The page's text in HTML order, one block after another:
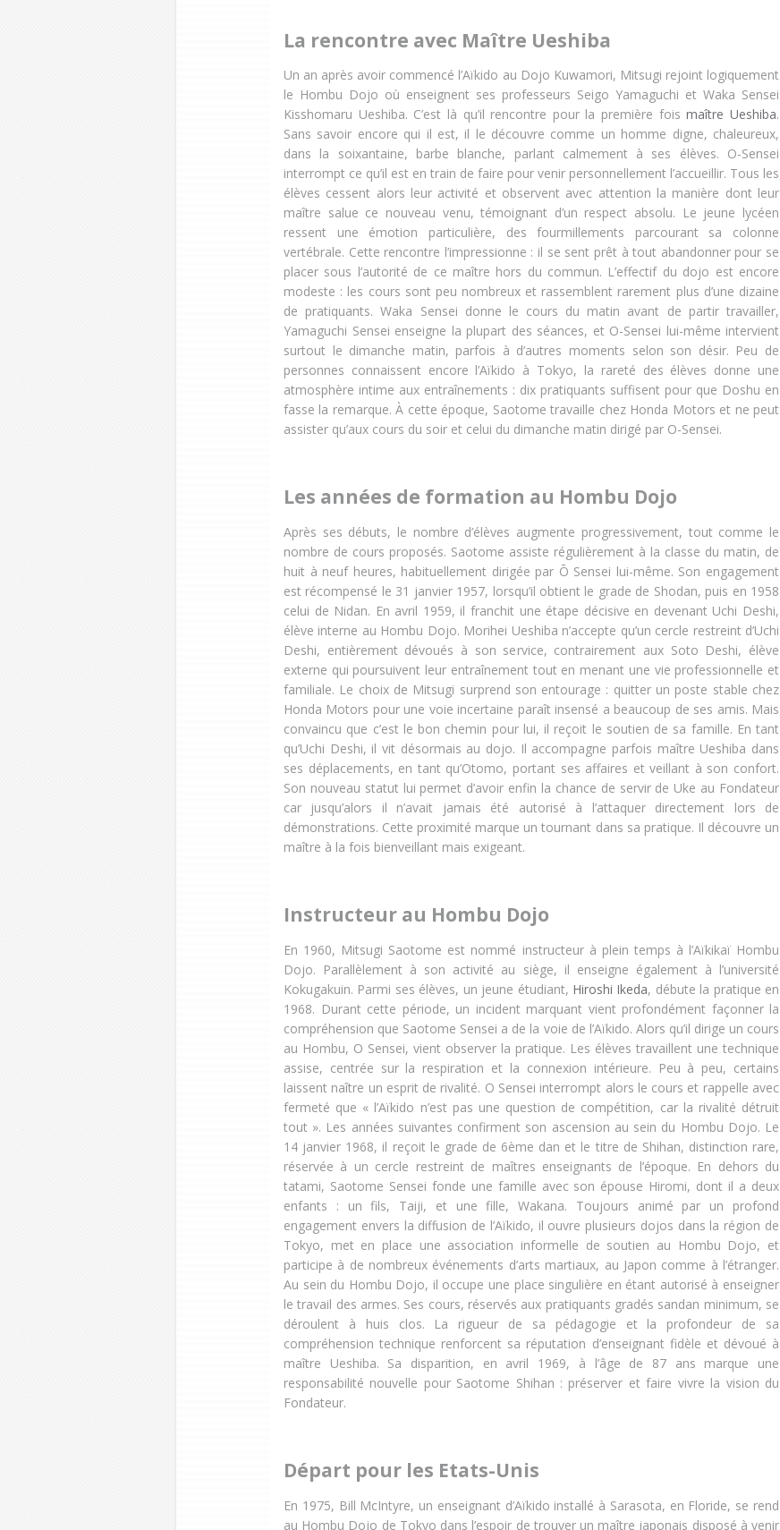
La rencontre avec Maître Ueshiba
Un an après avoir commencé l’Aïkido au Dojo Kuwamori, Mitsugi rejoint logiquement
le Hombu Dojo où enseignent ses professeurs Seigo Yamaguchi et Waka Sensei
Kisshomaru Ueshiba. C’est là qu’il rencontre pour la première foismaître Ueshiba.
Sans savoir encore qui il est, il le découvre comme un homme digne, chaleureux,
dans la soixantaine, barbe blanche, parlant calmement à ses élèves. O-Sensei
interrompt ce qu’il est en train de faire pour venir personnellement l’accueillir. Tous les
élèves cessent alors leur activité et observent avec attention la manière dont leur
maître salue ce nouveau venu, témoignant d’un respect absolu. Le jeune lycéen
ressent une émotion particulière, des fourmillements parcourant sa colonne
vertébrale. Cette rencontre l’impressionne : il se sent prêt à tout abandonner pour se
placer sous l’autorité de ce maître hors du commun. L’effectif du dojo est encore
modeste : les cours sont peu nombreux et rassemblent rarement plus d’une dizaine
de pratiquants. Waka Sensei donne le cours du matin avant de partir travailler,
Yamaguchi Sensei enseigne la plupart des séances, et O-Sensei lui-même intervient
surtout le dimanche matin, parfois à d’autres moments selon son désir. Peu de
personnes connaissent encore l’Aïkido à Tokyo, la rareté des élèves donne une
atmosphère intime aux entraînements : dix pratiquants suffisent pour que Doshu en
fasse la remarque. À cette époque, Saotome travaille chez Honda Motors et ne peut
assister qu’aux cours du soir et celui du dimanche matin dirigé par O-Sensei.
Les années de formation au Hombu Dojo
Après ses débuts, le nombre d’élèves augmente progressivement, tout comme le
nombre de cours proposés. Saotome assiste régulièrement à la classe du matin, de
huit à neuf heures, habituellement dirigée par Ō Sensei lui-même. Son engagement
est récompensé le 31 janvier 1957, lorsqu’il obtient le grade de Shodan, puis en 1958
celui de Nidan. En avril 1959, il franchit une étape décisive en devenant Uchi Deshi,
élève interne au Hombu Dojo. Morihei Ueshiba n’accepte qu’un cercle restreint d’Uchi
Deshi, entièrement dévoués à son service, contrairement aux Soto Deshi, élève
externe qui poursuivent leur entraînement tout en menant une vie professionnelle et
familiale. Le choix de Mitsugi surprend son entourage : quitter un poste stable chez
Honda Motors pour une voie incertaine paraît insensé a beaucoup de ses amis. Mais
convaincu que c’est le bon chemin pour lui, il reçoit le soutien de sa famille. En tant
qu’Uchi Deshi, il vit désormais au dojo. Il accompagne parfois maître Ueshiba dans
ses déplacements, en tant qu’Otomo, portant ses affaires et veillant à son confort.
Son nouveau statut lui permet d’avoir enfin la chance de servir de Uke au Fondateur
car jusqu’alors il n’avait jamais été autorisé à l’attaquer directement lors de
démonstrations. Cette proximité marque un tournant dans sa pratique. Il découvre un
maître à la fois bienveillant mais exigeant.
Instructeur au Hombu Dojo
En 1960, Mitsugi Saotome est nommé instructeur à plein temps à l’Aïkikaï Hombu
Dojo. Parallèlement à son activité au siège, il enseigne également à l’université
Kokugakuin. Parmi ses élèves, un jeune étudiant, Hiroshi Ikeda, débute la pratique en
1968. Durant cette période, un incident marquant vient profondément façonner la
compréhension que Saotome Sensei a de la voie de l’Aïkido. Alors qu’il dirige un cours
au Hombu, O Sensei, vient observer la pratique. Les élèves travaillent une technique
assise, centrée sur la respiration et la connexion intérieure. Peu à peu, certains
laissent naître un esprit de rivalité. O Sensei interrompt alors le cours et rappelle avec
fermeté que « l’Aïkido n’est pas une question de compétition, car la rivalité détruit
tout ». Les années suivantes confirment son ascension au sein du Hombu Dojo. Le
14 janvier 1968, il reçoit le grade de 6ème dan et le titre de Shihan, distinction rare,
réservée à un cercle restreint de maîtres enseignants de l’époque. En dehors du
tatami, Saotome Sensei fonde une famille avec son épouse Hiromi, dont il a deux
enfants : un fils, Taiji, et une fille, Wakana. Toujours animé par un profond
engagement envers la diffusion de l’Aïkido, il ouvre plusieurs dojos dans la région de
Tokyo, met en place une association informelle de soutien au Hombu Dojo, et
participe à de nombreux événements d’arts martiaux, au Japon comme à l’étranger.
Au sein du Hombu Dojo, il occupe une place singulière en étant autorisé à enseigner
le travail des armes. Ses cours, réservés aux pratiquants gradés sandan minimum, se
déroulent à huis clos. La rigueur de sa pédagogie et la profondeur de sa
compréhension technique renforcent sa réputation d’enseignant fidèle et dévoué à
maître Ueshiba. Sa disparition, en avril 1969, à l’âge de 87 ans marque une
responsabilité nouvelle pour Saotome Shihan : préserver et faire vivre la vision du
Fondateur.
Départ pour les Etats-Unis
En 1975, Bill McIntyre, un enseignant d’Aïkido installé à Sarasota, en Floride, se rend
au Hombu Dojo de Tokyo dans l’espoir de trouver un maître japonais disposé à venir